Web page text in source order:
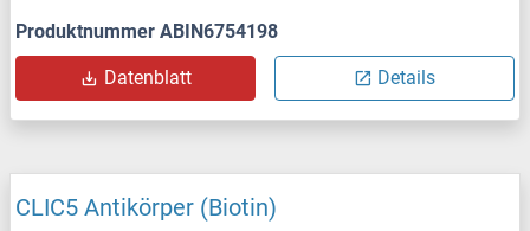
Produktnummer ABIN6754198
Datenblatt Details
CLIC5 Antikörper (Biotin)